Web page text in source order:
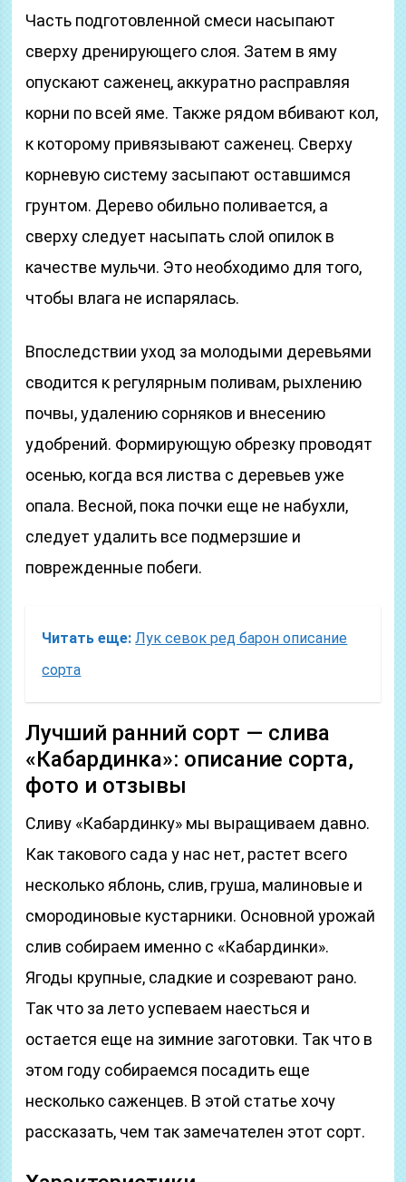
Часть подготовленной смеси насыпают
сверху дренирующего слоя. Затем в яму
опускают саженец, аккуратно расправляя
корни по всей яме. Также рядом вбивают кол,
к которому привязывают саженец. Сверху
корневую систему засыпают оставшимся
грунтом. Дерево обильно поливается, а
сверху следует насыпать слой опилок в
качестве мульчи. Это необходимо для того,
чтобы влага не испарялась.
Впоследствии уход за молодыми деревьями
сводится к регулярным поливам, рыхлению
почвы, удалению сорняков и внесению
удобрений. Формирующую обрезку проводят
осенью, когда вся листва с деревьев уже
опала. Весной, пока почки еще не набухли,
следует удалить все подмерзшие и
поврежденные побеги.
Читать еще: Лук севок ред барон описание
сорта
Лучший ранний сорт — слива
«Кабардинка»: описание сорта,
фото и отзывы
Сливу «Кабардинку» мы выращиваем давно.
Как такового сада у нас нет, растет всего
несколько яблонь, слив, груша, малиновые и
смородиновые кустарники. Основной урожай
слив собираем именно с «Кабардинки».
Ягоды крупные, сладкие и созревают рано.
Так что за лето успеваем наесться и
остается еще на зимние заготовки. Так что в
этом году собираемся посадить еще
несколько саженцев. В этой статье хочу
рассказать, чем так замечателен этот сорт.